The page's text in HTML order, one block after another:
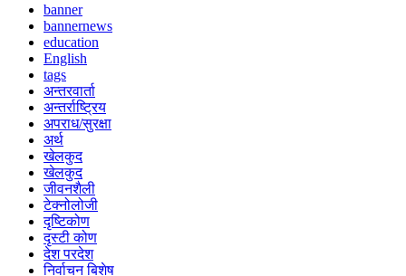
banner
bannernews
education
English
tags
अन्तरवार्ता
अन्तर्राष्ट्रिय
अपराध/सुरक्षा
अर्थ
खेलकुद
खेलकुद
जीवनशैली
टेक्नोलोजी
दृष्टिकोण
दृस्टी कोण
देश परदेश
निर्वाचन बिशेष